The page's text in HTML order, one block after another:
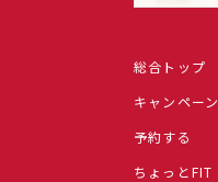
総合トップ
キャンペーン
予約する
ちょっとFIT